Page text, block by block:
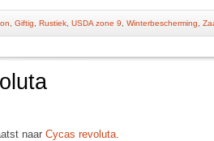
Giftig Rustiek USDA zone 9 Winterbescherming
naar Cycas revoluta.